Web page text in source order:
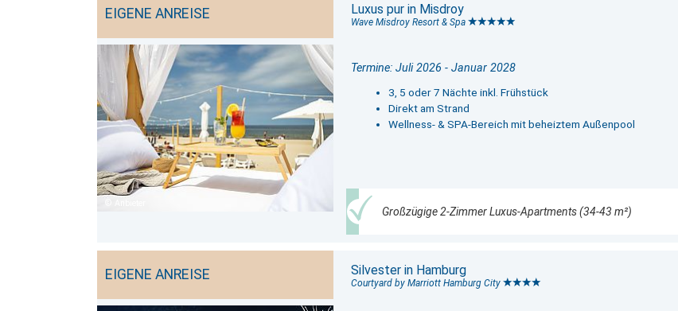
EIGENE ANREISE Luxus pur in Misdroy
Wave Misdroy Resort & Spa
Termine: Juli 2026 - Januar 2028
3, 5 oder 7 Nächte inkl. Frühstück
Direkt am Strand
Wellness- & SPA-Bereich mit beheiztem Außenpool
Großzügige 2-Zimmer Luxus-Apartments (34-43 m²)
EIGENE ANREISE Silvester in Hamburg
Courtyard by Marriott Hamburg City